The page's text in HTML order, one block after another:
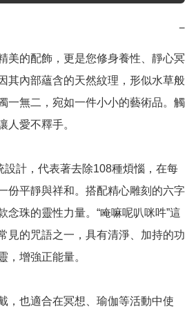
−
美的配飾，更是您修身養性、靜心冥
其內部蘊含的天然紋理，形似水草般
一無二，宛如一件小小的藝術品。觸
人愛不釋手。
設計，代表著去除108種煩惱，在每
份平靜與祥和。搭配精心雕刻的六字
念珠的靈性力量。“唵嘛呢叭咪吽”這
見的咒語之一，具有清淨、加持的功
，增強正能量。
，也適合在冥想、瑜伽等活動中使